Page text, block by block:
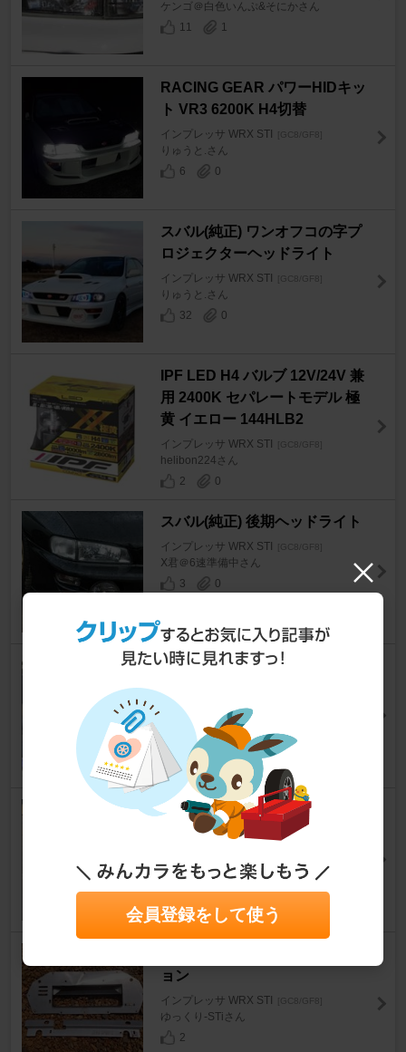
ケンゴ＠白色いんぷ&そにかさん
11
1
RACING GEAR パワーHIDキッ
ト VR3 6200K H4切替
インプレッサ WRX STI [GC8/GF8]
りゅうと.さん
6
0
スバル(純正) ワンオフコの字プ
ロジェクターヘッドライト
インプレッサ WRX STI [GC8/GF8]
りゅうと.さん
32
0
IPF LED H4 バルブ 12V/24V 兼
用 2400K セパレートモデル 極
黄 イエロー 144HLB2
インプレッサ WRX STI [GC8/GF8]
helibon224さん
2
0
スバル(純正) 後期ヘッドライト
インプレッサ WRX STI [GC8/GF8]
Ⅹ君＠6速準備中さん
3
0
スバル(純正) BHレガシィ純正
インプレッサ WRX STI
tomcat150spさん
KeePer技研 ダイヤⅡキーパー
インプレッサ WRX STI [GC8/GF8]
6
ョン
インプレッサ WRX STI [GC8/GF8]
ゆっくり-STiさん
2
会員登録をして使う